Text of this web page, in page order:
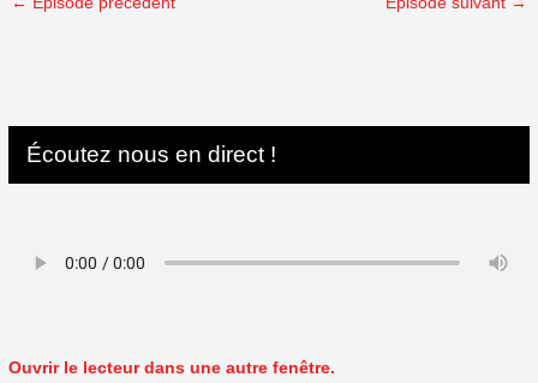
Écoutez nous en direct !
Ouvrir le lecteur dans une autre fenêtre.